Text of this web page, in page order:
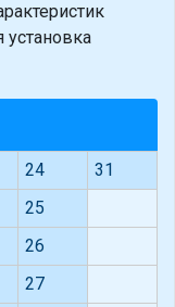
установка
24
31
25
26
27